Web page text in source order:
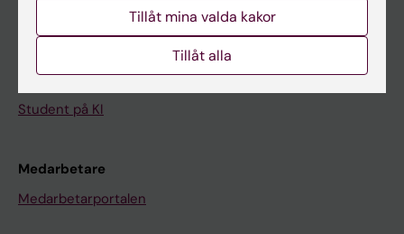
Kurs- och programwebbar
Student på KI
Medarbetare
Medarbetarportalen
Tillåt mina valda kakor
Tillåt alla